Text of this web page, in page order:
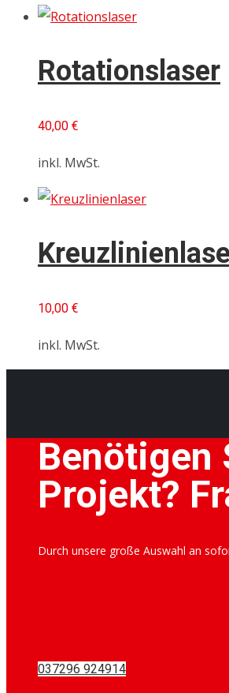
Rotationslaser
40,00 €
inkl. MwSt.
10,00 €
inkl. MwSt.
Benötigen
Projekt?
Durch unsere große Auswahl an
037296 924914